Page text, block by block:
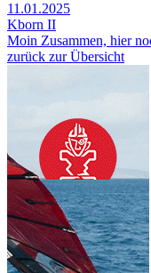
11.01.2025
Kborn II
Moin Zusammen, hier
zurück zur Übersicht